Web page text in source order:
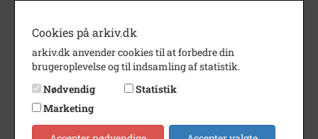
Andelsmejeri.
Årstal
1992
Dateringsnote
1992
Fotograf
Mogens Stjernqvist (copyright)
Cookies på arkiv.dk
arkiv.dk anvender cookies til at forbedre din
brugeroplevelse og til indsamling af statistik.
Nødvendig
Statistik
Marketing